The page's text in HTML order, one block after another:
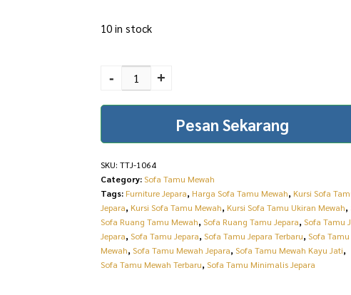
i
c
e
w
a
s
:
R
c
i
:
R
p
3
10 in stock
Classic Design Empire
Best Guality Great Solid
Wood TTJ-1064
- +
Pesan Sekarang
SKU:TTJ-1064
Category: Sofa Tamu Mewah
Tags: Furniture Jepara, Harga Sofa Tamu Mewah, Kursi Sofa
Jepara, Kursi Sofa Tamu Mewah, Kursi Sofa Tamu Ukiran Mewah,
Sofa Ruang Tamu Mewah, Sofa Ruang Tamu Jepara, Sofa Tamu
Jepara, Sofa Tamu Jepara, Sofa Tamu Jepara Terbaru, Sofa Tamu
Mewah, Sofa Tamu Mewah Jepara, Sofa Tamu Mewah Kayu Jati,
Sofa Tamu Mewah Terbaru, Sofa Tamu Minimalis Jepara